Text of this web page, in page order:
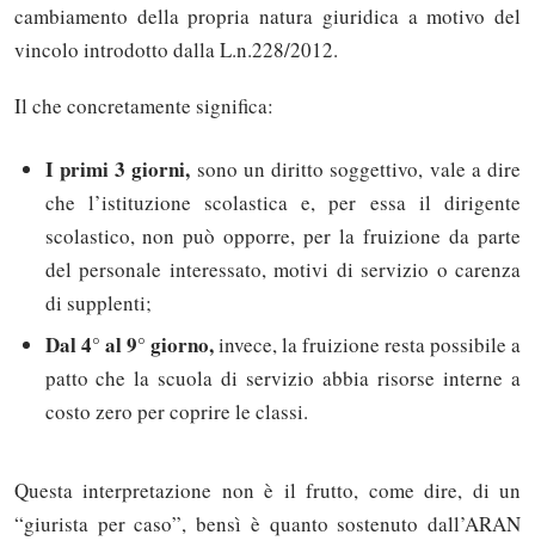
cambiamento della propria natura giuridica a motivo del
vincolo introdotto dalla L.n.228/2012.
Il che concretamente significa:
I primi 3 giorni, sono un diritto soggettivo, vale a dire
che l’istituzione scolastica e, per essa il dirigente
scolastico, non può opporre, per la fruizione da parte
del personale interessato, motivi di servizio o carenza
di supplenti;
Dal 4° al 9° giorno,invece, la fruizione resta possibile a
patto che la scuola di servizio abbia risorse interne a
costo zero per coprire le classi.
Questa interpretazione non è il frutto, come dire, di un
“giurista per caso”, bensì è quanto sostenuto dall’ARAN